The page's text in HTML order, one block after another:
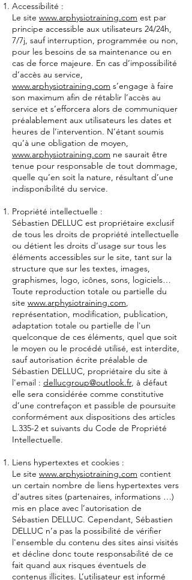
Accessibilité :
Le site www.arphysiotraining.com est par
principe accessible aux utilisateurs 24/24h,
7/7j, sauf interruption, programmée ou non,
pour les besoins de sa maintenance ou en
cas de force majeure. En cas d’impossibilité
d’accès au service,
www.arphysiotraining.com s’engage à faire
son maximum afin de rétablir l’accès au
service et s’efforcera alors de communiquer
préalablement aux utilisateurs les dates et
heures de l’intervention. N’étant soumis
qu’à une obligation de moyen,
www.arphysiotraining.com ne saurait être
tenue pour responsable de tout dommage,
quelle qu’en soit la nature, résultant d’une
indisponibilité du service.
Propriété intellectuelle :
Sébastien DELLUC est propriétaire exclusif
de tous les droits de propriété intellectuelle
ou détient les droits d’usage sur tous les
éléments accessibles sur le site, tant sur la
structure que sur les textes, images,
graphismes, logo, icônes, sons, logiciels…
Toute reproduction totale ou partielle du
site www.arphysiotraining.com,
représentation, modification, publication,
adaptation totale ou partielle de l'un
quelconque de ces éléments, quel que soit
le moyen ou le procédé utilisé, est interdite,
sauf autorisation écrite préalable de
Sébastien DELLUC, propriétaire du site à
l'email : dellucgroup@outlook.fr, à défaut
elle sera considérée comme constitutive
d’une contrefaçon et passible de poursuite
conformément aux dispositions des articles
L.335-2 et suivants du Code de Propriété
Intellectuelle.
Liens hypertextes et cookies :
Le site www.arphysiotraining.com contient
un certain nombre de liens hypertextes vers
d’autres sites (partenaires, informations …)
mis en place avec l’autorisation de
Sébastien DELLUC. Cependant, Sébastien
DELLUC n’a pas la possibilité de vérifier
l'ensemble du contenu des sites ainsi visités
et décline donc toute responsabilité de ce
fait quand aux risques éventuels de
contenus illicites. L’utilisateur est informé